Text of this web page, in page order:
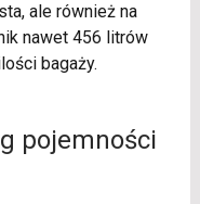
ale również na
nawet 456 litrów
bagaży.
pojemności